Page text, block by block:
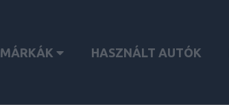
MÁRKÁK HASZNÁLT AUTÓK